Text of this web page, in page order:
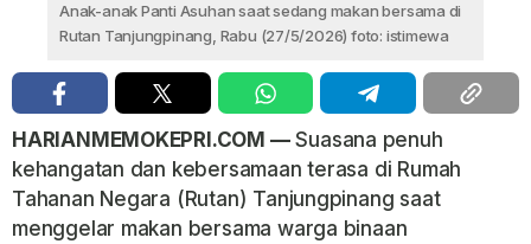
Anak-anak Panti Asuhan saat sedang makan bersama di
Rutan Tanjungpinang, Rabu (27/5/2026) foto: istimewa
HARIANMEMOKEPRI.COM —Suasana penuh
kehangatan dan kebersamaan terasa di Rumah
Tahanan Negara (Rutan) Tanjungpinang saat
menggelar makan bersama warga binaan